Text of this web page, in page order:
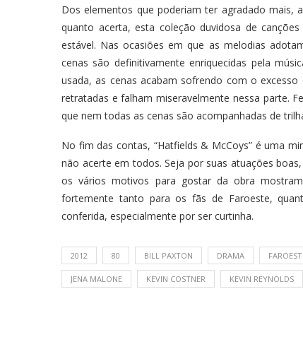
Dos elementos que poderiam ter agradado mais,
quanto acerta, esta coleção duvidosa de
estável. Nas ocasiões em que as melodias
cenas são definitivamente enriquecidas pela
usada, as cenas acabam sofrendo com o
retratadas e falham miseravelmente nessa parte.
que nem todas as cenas são acompanhadas de
No fim das contas, “Hatfields & McCoys” é uma
não acerte em todos. Seja por suas atuações
os vários motivos para gostar da obra
fortemente tanto para os fãs de Faroeste,
conferida, especialmente por ser curtinha.
2012 80 BILL PAXTON DRAMA
JENA MALONE KEVIN COSTNER KEVIN REYNOLDS